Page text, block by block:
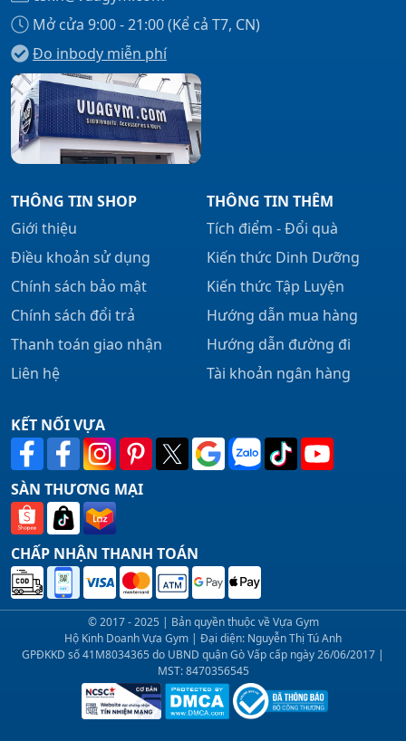
Mở cửa 9:00 - 21:00 (Kể cả T7, CN)
Đo inbody miễn phí
THÔNG TIN SHOP
Giới thiệu
Điều khoản sử dụng
Chính sách bảo mật
Chính sách đổi trả
Thanh toán giao nhận
Liên hệ
THÔNG TIN THÊM
Tích điểm - Đổi quà
Kiến thức Dinh Dưỡng
Kiến thức Tập Luyện
Hướng dẫn mua hàng
Hướng dẫn đường đi
Tài khoản ngân hàng
KẾT NỐI VỰA
SÀN THƯƠNG MẠI
CHẤP NHẬN THANH TOÁN
© 2017 - 2025 | Bản quyền thuộc về Vựa Gym
Hộ Kinh Doanh Vựa Gym | Đại diện: Nguyễn Thị Tú Anh
GPĐKKD số 41M8034365 do UBND quận Gò Vấp cấp ngày 26/06/2017 |
MST: 8470356545